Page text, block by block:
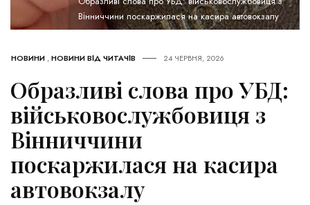
Вінниччини поскаржилася на касира автовокзалу
НОВИНИ ,НОВИНИ ВІД ЧИТАЧІВ 24 ЧЕРВНЯ, 2026
Образливі слова про УБД:
військовослужбовиця з
Вінниччини
поскаржилася на касира
автовокзалу